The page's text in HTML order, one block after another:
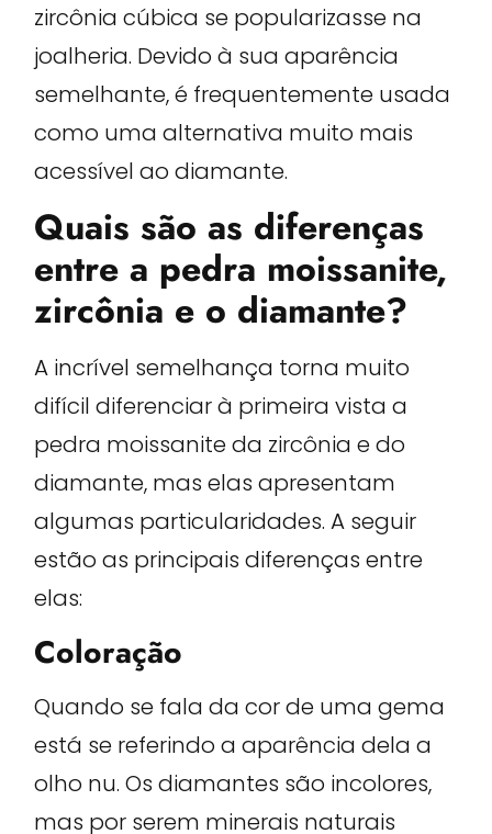
zircônia cúbica se popularizasse na
joalheria. Devido à sua aparência
semelhante, é frequentemente usada
como uma alternativa muito mais
acessível ao diamante.
Quais são as diferenças
entre a pedra moissanite,
zircônia e o diamante?
A incrível semelhança torna muito
difícil diferenciar à primeira vista a
pedra moissanite da zircônia e do
diamante, mas elas apresentam
algumas particularidades. A seguir
estão as principais diferenças entre
elas:
Coloração
Quando se fala da cor de uma gema
está se referindo a aparência dela a
olho nu. Os diamantes são incolores,
mas por serem minerais naturais